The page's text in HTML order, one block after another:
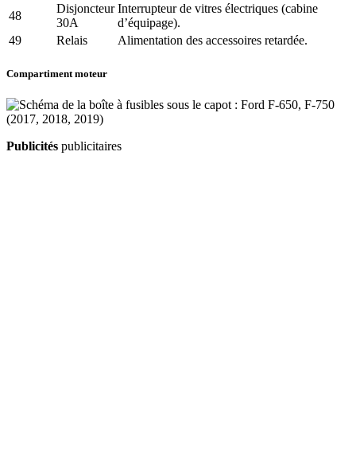
48
Disjoncteur
30A
Interrupteur de vitres électriques (cabine
d’équipage).
49
Relais Alimentation des accessoires retardée.
Compartiment moteur
Publicités publicitaires